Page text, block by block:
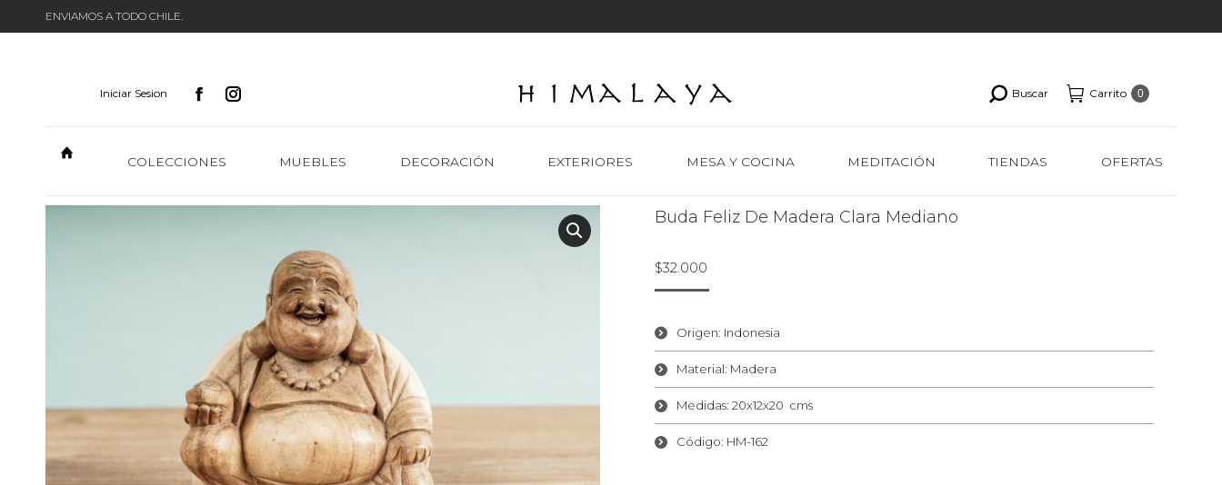
ENVIAMOS A TODO CHILE.
Iniciar Sesion Buscar Carrito 0
COLECCIONES MUEBLES DECORACIÓN EXTERIORES MESA Y COCINA MEDITACIÓN TIENDAS OFERTAS
Buda Feliz De Madera Clara Mediano
$32.000
Origen: Indonesia
Material: Madera
Medidas: 20x12x20 cms
Código: HM-162